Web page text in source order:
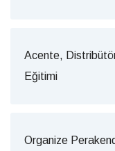
Acente,
Eğitimi
Organize